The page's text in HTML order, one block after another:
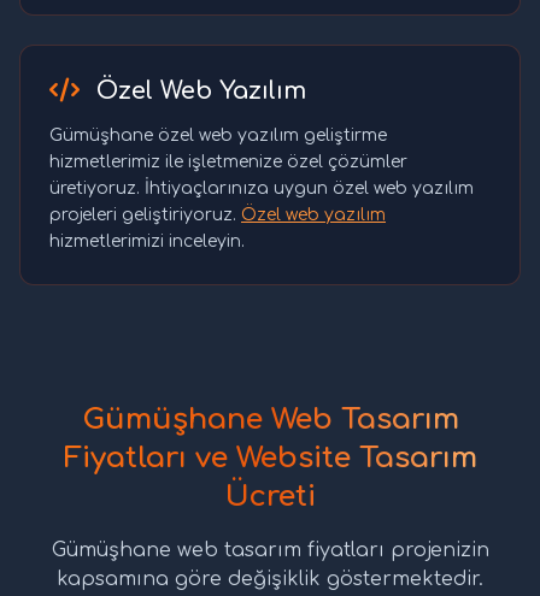
Özel Web Yazılım
Gümüşhane özel web yazılım geliştirme
hizmetlerimiz ile işletmenize özel çözümler
üretiyoruz. İhtiyaçlarınıza uygun özel web yazılım
projeleri geliştiriyoruz. Özel web yazılım
hizmetlerimizi inceleyin.
Gümüşhane Web Tasarım
Fiyatları ve Website Tasarım
Ücreti
Gümüşhane web tasarım fiyatları projenizin
kapsamına göre değişiklik göstermektedir.